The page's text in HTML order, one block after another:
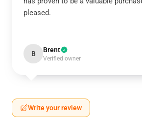
pleased.
B Brent
Verified owner
Write your review